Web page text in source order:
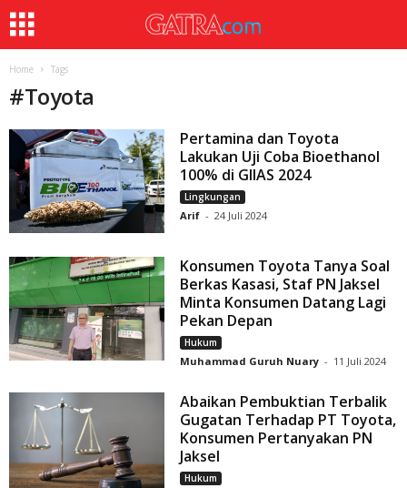
Home Tags
#Toyota
Pertamina dan Toyota
Lakukan Uji Coba Bioethanol
100% di GIIAS 2024
Lingkungan
Arif - 24 Juli 2024
Konsumen Toyota Tanya Soal
Berkas Kasasi, Staf PN Jaksel
Minta Konsumen Datang Lagi
Pekan Depan
Hukum
Muhammad Guruh Nuary - 11 Juli 2024
Abaikan Pembuktian Terbalik
Gugatan Terhadap PT Toyota,
Konsumen Pertanyakan PN
Jaksel
Hukum